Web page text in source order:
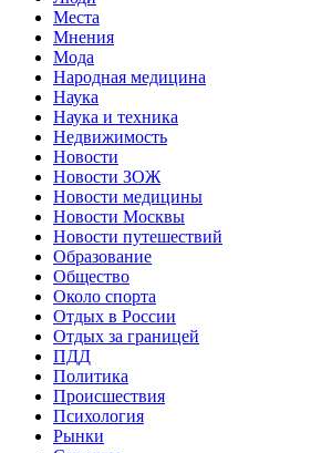
Места
Мнения
Мода
Народная медицина
Наука
Наука и техника
Недвижимость
Новости
Новости ЗОЖ
Новости медицины
Новости Москвы
Новости путешествий
Образование
Общество
Около спорта
Отдых в России
Отдых за границей
ПДД
Политика
Происшествия
Психология
Рынки